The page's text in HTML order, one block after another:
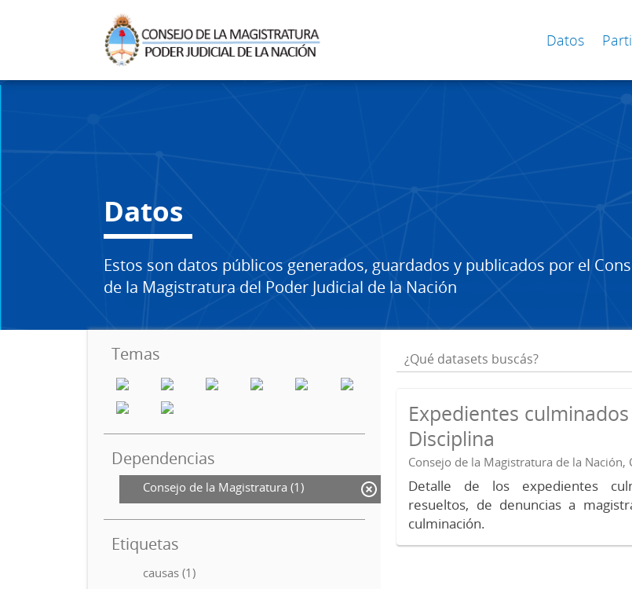
Datos
Datos
Estos son datos públicos generados, guardados y publicados por el
de la Magistratura del Poder Judicial de la Nación
Temas
Dependencias
Consejo de la Magistratura (1)
Etiquetas
causas (1)
Expedientes
Disciplina
Consejo de la Magistratura de la Nación,
Detalle de los expedientes
resueltos, de denuncias a
culminación.